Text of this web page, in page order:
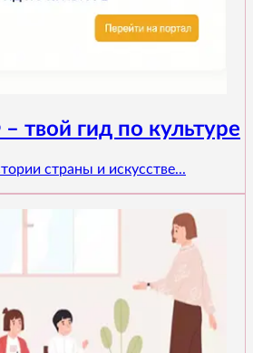
твой гид по культуре
страны и искусстве...